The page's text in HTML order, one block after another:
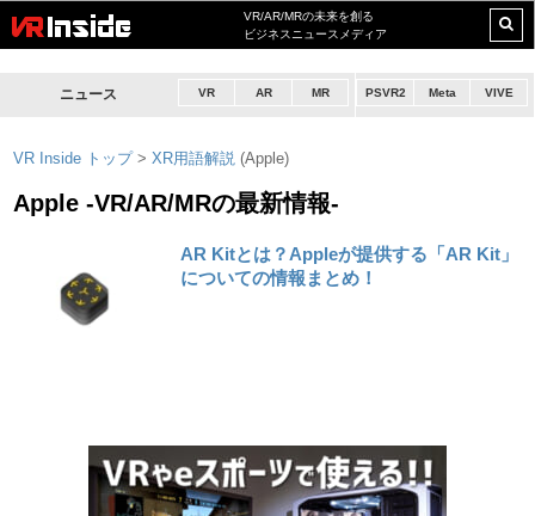
VR/AR/MRの未来を創る
ビジネスニュースメディア
ニュース VR AR MR PSVR2 Meta VIVE
VR Inside トップ >XR用語解説 (Apple)
Apple -VR/AR/MRの最新情報-
AR Kitとは？Appleが提供する「AR Kit」
についての情報まとめ！